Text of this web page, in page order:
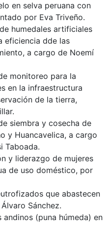
en selva peruana con
por Eva Triveño.
humedales artificiales
eficiencia dde las
a cargo de Noemí
monitoreo para la
en la infraestructura
de la tierra,
siembra y cosecha de
y Huancavelica, a cargo
Taboada.
y liderazgo de mujeres
de uso doméstico, por
que abastecen
Sánchez.
(puna húmeda) en